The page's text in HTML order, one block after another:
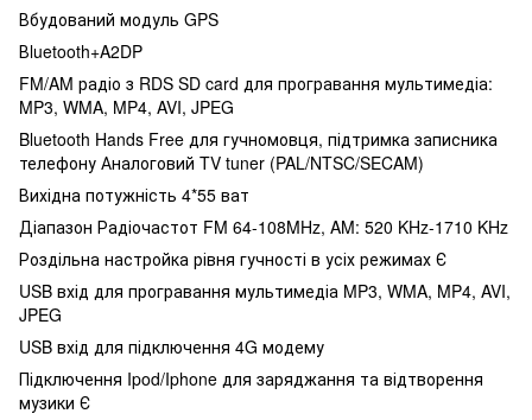
Вбудований модуль GPS
Вluetooth+A2DP
FM/AM радіо з RDS SD card для програвання мультимедіа:
MP3, WMA, MP4, AVI, JPEG
Bluetooth Hands Free для гучномовця, підтримка записника
телефону Аналоговий TV tuner (PAL/NTSC/SECAM)
Вихідна потужність 4*55 ват
Діапазон Радіочастот FM 64-108MHz, AM: 520 KHz-1710 KHz
Роздільна настройка рівня гучності в усіх режимах Є
USB вхід для програвання мультимедіа MP3, WMA, MP4, AVI,
JPEG
USB вхід для підключення 4G модему
Підключення Ipod/Iphone для заряджання та відтворення
музики Є